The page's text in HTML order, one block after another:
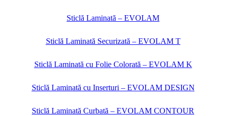
Sticlă Laminată – EVOLAM
Sticlă Laminată Securizată – EVOLAM T
Sticlă Laminată cu Folie Colorată – EVOLAM K
Sticlă Laminată cu Inserturi – EVOLAM DESIGN
Sticlă Laminată Curbată – EVOLAM CONTOUR